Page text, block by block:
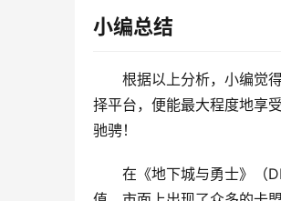
小编总结
根据以上分析，小编觉
择平台，便能最大程度地享
驰骋！
在《地下城与勇士》（